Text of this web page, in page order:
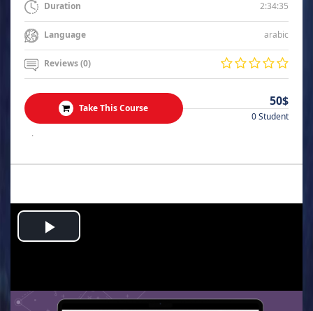
Duration 2:34:35
Language arabic
Reviews (0)
Take This Course 50$
0 Student
.
Play